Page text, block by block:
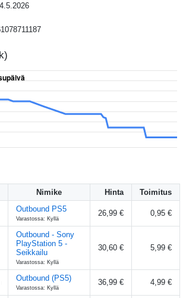
Nimike Hinta Toimitus
Outbound PS5
Varastossa: Kyllä
26,99 € 0,95 €
Outbound - Sony
PlayStation 5 -
Seikkailu
Varastossa: Kyllä
30,60 € 5,99 €
Outbound (PS5)
Varastossa: Kyllä
36,99 € 4,99 €